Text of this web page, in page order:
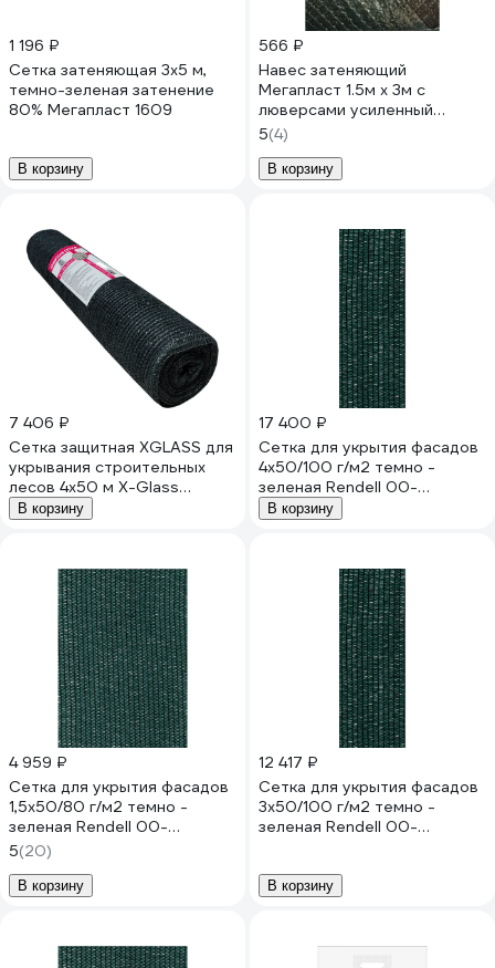
1 196 ₽
Сетка затеняющая 3х5 м,
темно-зеленая затенение
80% Мегапласт 1609
В корзину
566 ₽
Навес затеняющий
Мегапласт 1.5м х 3м с
люверсами усиленный
(процент затенения 95%)
1732
5(4)
В корзину
7 406 ₽
Сетка защитная XGLASS для
укрывания строительных
лесов 4х50 м X-Glass
240030
В корзину
17 400 ₽
Сетка для укрытия фасадов
4х50/100 г/м2 темно -
зеленая Rendell 00-
00001025
В корзину
4 959 ₽
Сетка для укрытия фасадов
1,5х50/80 г/м2 темно -
зеленая Rendell 00-
00000797
5(20)
В корзину
12 417 ₽
Сетка для укрытия фасадов
3х50/100 г/м2 темно -
зеленая Rendell 00-
В корзину